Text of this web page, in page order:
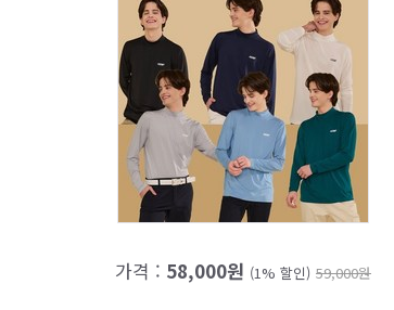
가격 : 58,000원 (1% 할인) 59,000원